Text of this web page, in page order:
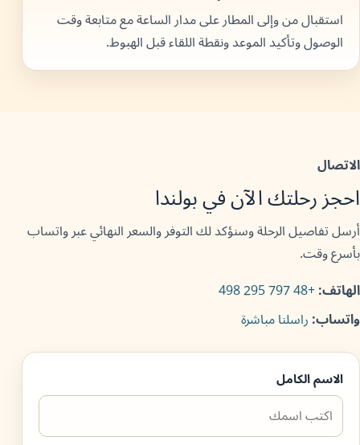
استقبال من وإلى المطار على مدار الساعة مع متابعة وقت
الوصول وتأكيد الموعد ونقطة اللقاء قبل الهبوط.
الاتصال
احجز رحلتك الآن في بولندا
أرسل تفاصيل الرحلة وسنؤكد لك التوفر والسعر النهائي عبر واتساب
بأسرع وقت.
الهاتف:+48 797 295 498
واتساب:راسلنا مباشرة
الاسم الكامل